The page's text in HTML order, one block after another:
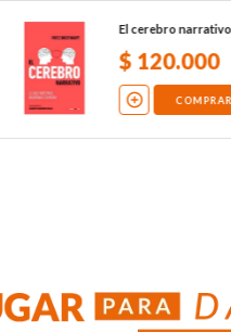
El cerebro narrativo
$ 120.000